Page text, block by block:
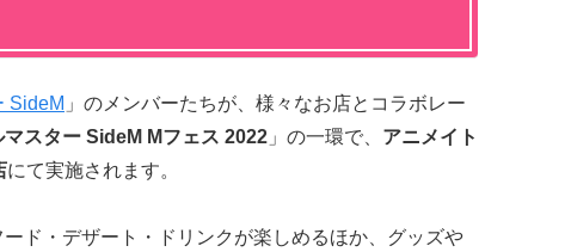
SideM 」のメンバーたちが、様々なお店とコラボレー
マスター SideM Mフェス 2022 」の一環で、 アニメイト
にて実施されます。
ド・デザート・ドリンクが楽しめるほか、グッズや